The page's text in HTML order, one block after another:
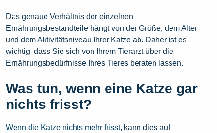
Das genaue Verhältnis der einzelnen
Ernährungsbestandteile hängt von der Größe, dem Alter
und dem Aktivitätsniveau Ihrer Katze ab. Daher ist es
wichtig, dass Sie sich von Ihrem Tierarzt über die
Ernährungsbedürfnisse Ihres Tieres beraten lassen.
Was tun, wenn eine Katze gar
nichts frisst?
Wenn die Katze nichts mehr frisst, kann dies auf